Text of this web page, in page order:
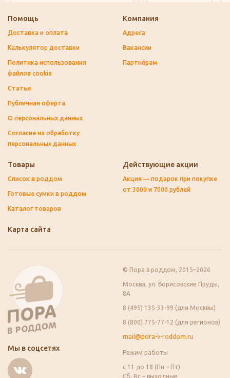
Помощь
Доставка и оплата
Калькулятор доставки
Политика использования
файлов cookie
Статьи
Публичная оферта
О персональных данных
Согласие на обработку
персональных данных
Компания
Адреса
Вакансии
Партнёрам
Товары
Список в роддом
Готовые сумки в роддом
Каталог товаров
Действующие акции
Акция — подарок при покупке
от 3000 и 7000 рублей
Карта сайта
Мы в соцсетях
© Пора в роддом, 2015–2026
Москва, ул. Борисовские Пруды,
8А
8 (495) 135-33-99 (для Москвы)
8 (800) 775-77-12 (для регионов)
mail@pora-v-roddom.ru
Режим работы
с 11 до 18 (Пн – Пт)
Сб, Вс – выходные